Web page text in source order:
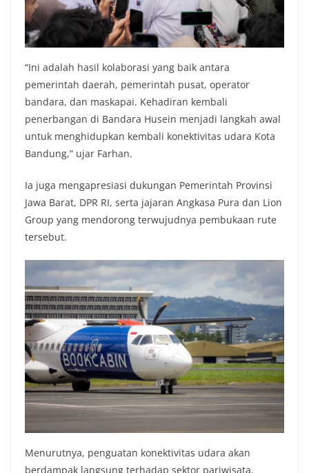
“Ini adalah hasil kolaborasi yang baik antara
pemerintah daerah, pemerintah pusat, operator
bandara, dan maskapai. Kehadiran kembali
penerbangan di Bandara Husein menjadi langkah awal
untuk menghidupkan kembali konektivitas udara Kota
Bandung,” ujar Farhan.
Ia juga mengapresiasi dukungan Pemerintah Provinsi
Jawa Barat, DPR RI, serta jajaran Angkasa Pura dan Lion
Group yang mendorong terwujudnya pembukaan rute
tersebut.
Menurutnya, penguatan konektivitas udara akan
berdampak langsung terhadap sektor pariwisata,